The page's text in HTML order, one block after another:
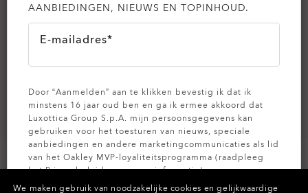
We maken gebruik van noodzakelijke cookies en gelijkwaardige
AANBIEDINGEN, NIEUWS EN TOPINHOUD.
E-mailadres*
Door “Aanmelden” aan te klikken bevestig ik dat ik
minstens 16 jaar oud ben en ga ik ermee akkoord dat
Luxottica Group S.p.A. mijn persoonsgegevens kan
gebruiken voor het toesturen van nieuws, speciale
aanbiedingen en andere marketingcommunicaties als lid
van het Oakley MVP-loyaliteitsprogramma (raadpleeg
hetPrivacybeleidvoor meer informatie).